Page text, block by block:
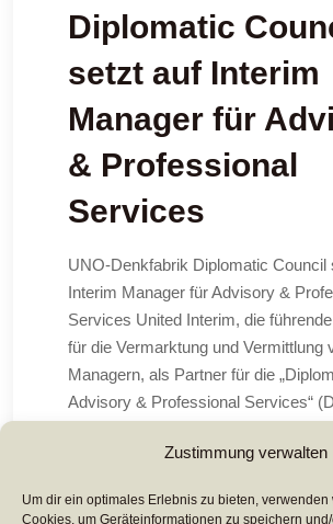
Zustimmung verwalten
Um dir ein optimales Erlebnis zu bieten,
Cookies, um Geräteinformationen zu speichern
Diplomatic
setzt auf Interim
Manager für
& Professional
Services
UNO-Denkfabrik Diplomatic Council
Interim Manager für Advisory &
Services United Interim, die
für die Vermarktung und Vermittlung
Managern, als Partner für die
Advisory & Professional Services“
Die UNO-Denkfabrik Diplomatic